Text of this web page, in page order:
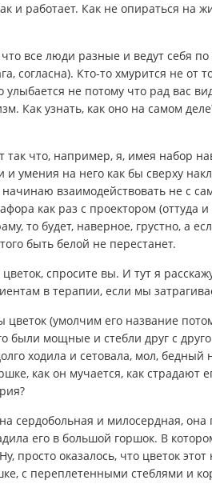
и работает. Как не опираться на
что все люди разные и ведут себя
согласна). Кто-то хмурится не от
улыбается не потому что рад вас
Как узнать, как оно на самом
так что, например, я, имея набор
и умения на него как бы сверху
взаимодействовать не с
как раз с проектором (оттуда
то будет, наверное, грустно, а
быть белой не перестанет.
спросите вы. И тут я
в терапии, если мы
(умолчим его название
были мощные и стебли друг с
ходила и сетовала, мол, бедный
как он мучается, как страдают
сердобольная и милосердная, она
его в большой горшок. В
просто оказалось, что цветок
с переплетенными стеблями и